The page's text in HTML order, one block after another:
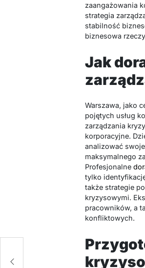
zaangażowania
strategia
stabilność
biznesowa
Jak
Warszawa, jako
pojętych usług
zarządzania
korporacyjne.
analizować
maksymalnego
Profesjonalne
tylko
także strategie
kryzysowymi.
pracowników, a
konfliktowych.